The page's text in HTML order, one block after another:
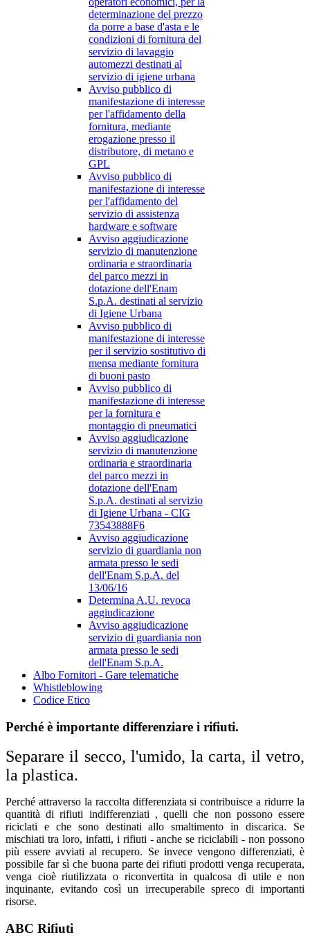
determinazione del prezzo
da porre a base d'asta e le
condizioni di fornitura del
servizio di lavaggio
automezzi destinati al
servizio di igiene urbana
Avviso pubblico di
manifestazione di interesse
per l'affidamento della
fornitura, mediante
erogazione presso il
distributore, di metano e
GPL
Avviso pubblico di
manifestazione di interesse
per l'affidamento del
servizio di assistenza
hardware e software
Avviso aggiudicazione
servizio di manutenzione
ordinaria e straordinaria
del parco mezzi in
dotazione dell'Enam
S.p.A. destinati al servizio
di Igiene Urbana
Avviso pubblico di
manifestazione di interesse
per il servizio sostitutivo di
mensa mediante fornitura
di buoni pasto
Avviso pubblico di
manifestazione di interesse
per la fornitura e
montaggio di pneumatici
Avviso aggiudicazione
servizio di manutenzione
ordinaria e straordinaria
del parco mezzi in
dotazione dell'Enam
S.p.A. destinati al servizio
di Igiene Urbana - CIG
73543888F6
Avviso aggiudicazione
servizio di guardiania non
armata presso le sedi
dell'Enam S.p.A. del
13/06/16
Determina A.U. revoca
aggiudicazione
Avviso aggiudicazione
servizio di guardiania non
armata presso le sedi
dell'Enam S.p.A.
Albo Fornitori - Gare telematiche
Whistleblowing
Codice Etico
Perché è importante differenziare i rifiuti.
Separare il secco, l'umido, la carta, il vetro,
la plastica.
Perché attraverso la raccolta differenziata si contribuisce a ridurre la
quantità di rifiuti indifferenziati , quelli che non possono essere
riciclati e che sono destinati allo smaltimento in discarica. Se
mischiati tra loro, infatti, i rifiuti - anche se riciclabili - non possono
più essere avviati al recupero. Se invece vengono differenziati, è
possibile far sì che buona parte dei rifiuti prodotti venga recuperata,
venga cioè riutilizzata o riconvertita in qualcosa di utile e non
inquinante, evitando così un irrecuperabile spreco di importanti
risorse.
ABC Rifiuti